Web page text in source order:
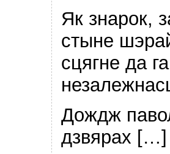
Як знарок,
стыне
сцягне да
Дождж
дзвярах […]